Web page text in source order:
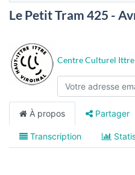
Le Petit Tram 425 -
Centre Culturel Ittre
À propos Partager
Transcription